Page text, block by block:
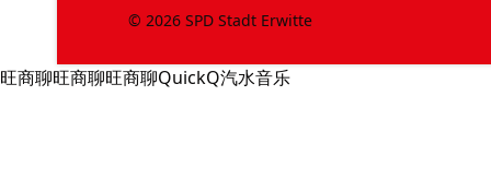
© 2026 SPD Stadt Erwitte
旺商聊旺商聊旺商聊QuickQ汽水音乐